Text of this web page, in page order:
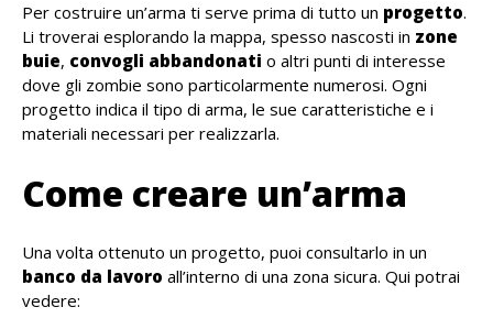
Per costruire un’arma ti serve prima di tutto un progetto.
Li troverai esplorando la mappa, spesso nascosti in zone
buie, convogli abbandonati o altri punti di interesse
dove gli zombie sono particolarmente numerosi. Ogni
progetto indica il tipo di arma, le sue caratteristiche e i
materiali necessari per realizzarla.
Come creare un’arma
Una volta ottenuto un progetto, puoi consultarlo in un
banco da lavoro all’interno di una zona sicura. Qui potrai
vedere: